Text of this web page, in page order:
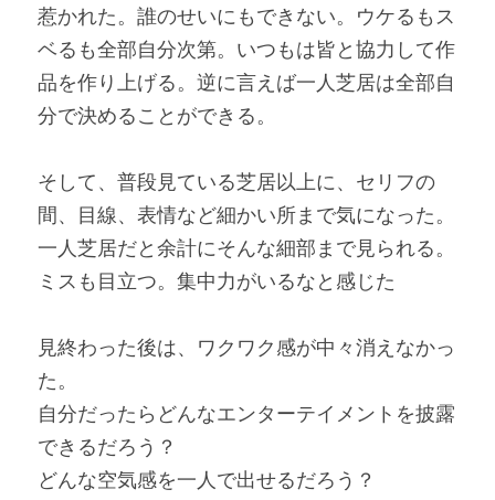
惹かれた。誰のせいにもできない。ウケるもス
ベるも全部自分次第。いつもは皆と協力して作
品を作り上げる。逆に言えば一人芝居は全部自
分で決めることができる。
そして、普段見ている芝居以上に、セリフの
間、目線、表情など細かい所まで気になった。
一人芝居だと余計にそんな細部まで見られる。
ミスも目立つ。集中力がいるなと感じた
見終わった後は、ワクワク感が中々消えなかっ
た。
自分だったらどんなエンターテイメントを披露
できるだろう？
どんな空気感を一人で出せるだろう？